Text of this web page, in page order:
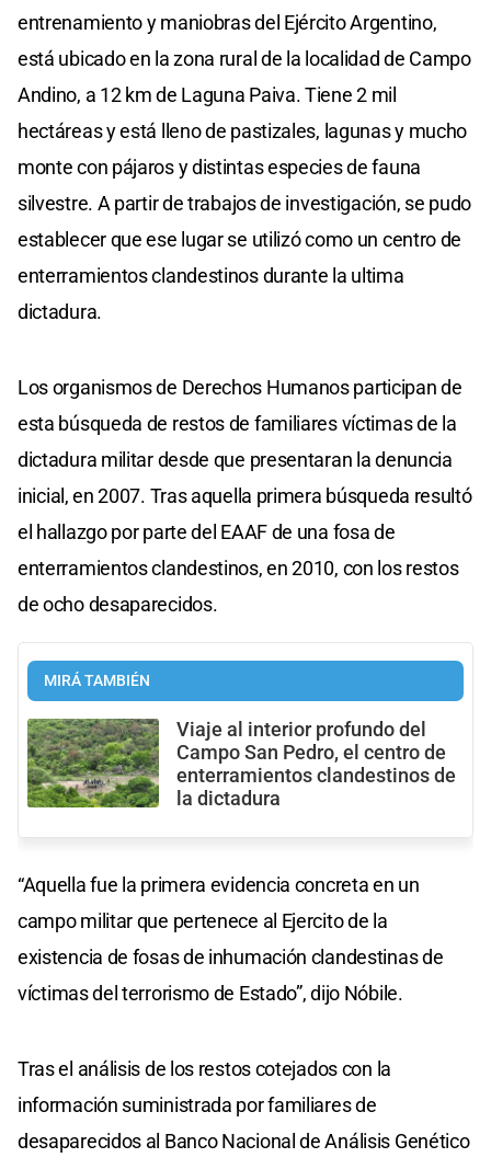
entrenamiento y maniobras del Ejército Argentino,
está ubicado en la zona rural de la localidad de Campo
Andino, a 12 km de Laguna Paiva. Tiene 2 mil
hectáreas y está lleno de pastizales, lagunas y mucho
monte con pájaros y distintas especies de fauna
silvestre. A partir de trabajos de investigación, se pudo
establecer que ese lugar se utilizó como un centro de
enterramientos clandestinos durante la ultima
dictadura.
Los organismos de Derechos Humanos participan de
esta búsqueda de restos de familiares víctimas de la
dictadura militar desde que presentaran la denuncia
inicial, en 2007. Tras aquella primera búsqueda resultó
el hallazgo por parte del EAAF de una fosa de
enterramientos clandestinos, en 2010, con los restos
de ocho desaparecidos.
MIRÁ TAMBIÉN
Viaje al interior profundo del
Campo San Pedro, el centro de
enterramientos clandestinos de
la dictadura
“Aquella fue la primera evidencia concreta en un
campo militar que pertenece al Ejercito de la
existencia de fosas de inhumación clandestinas de
víctimas del terrorismo de Estado”, dijo Nóbile.
Tras el análisis de los restos cotejados con la
información suministrada por familiares de
desaparecidos al Banco Nacional de Análisis Genético